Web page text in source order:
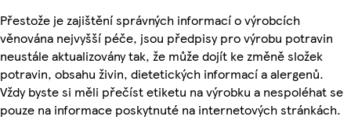
Přestože je zajištění správných informací o výrobcích
věnována nejvyšší péče, jsou předpisy pro výrobu potravin
neustále aktualizovány tak, že může dojít ke změně složek
potravin, obsahu živin, dietetických informací a alergenů.
Vždy byste si měli přečíst etiketu na výrobku a nespoléhat se
pouze na informace poskytnuté na internetových stránkách.